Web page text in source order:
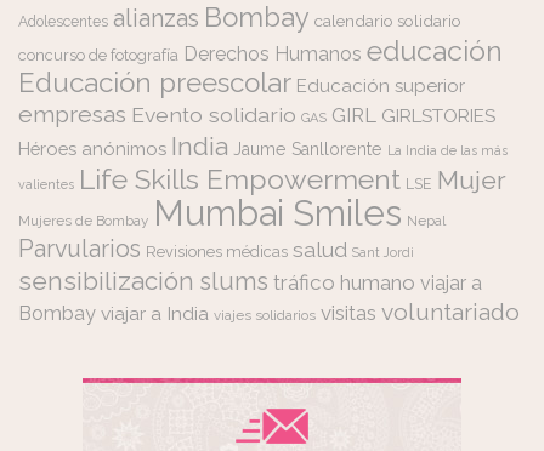
Adolescentes alianzas Bombay calendario solidario
concurso de fotografía Derechos Humanos educación
Educación preescolar Educación superior
empresas Evento solidario GAS GIRL GIRLSTORIES
Héroes anónimos India Jaume Sanllorente La India de las más
valientes Life Skills Empowerment LSE Mujer
Mujeres de Bombay Mumbai Smiles Nepal
Parvularios Revisiones médicas salud Sant Jordi
sensibilización slums tráfico humano viajar a
Bombay viajar a India viajes solidarios visitas voluntariado